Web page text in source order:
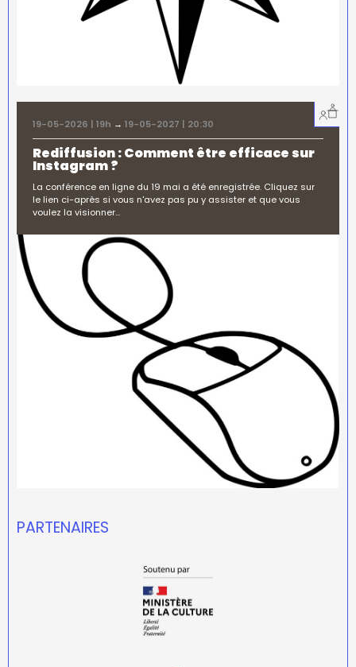
19-05-2026 | 19h → 19-05-2027 | 20:30
Rediffusion : Comment être efficace sur
Instagram ?
La conférence en ligne du 19 mai a été enregistrée. Cliquez sur
le lien ci-après si vous n'avez pas pu y assister et que vous
voulez la visionner…
PARTENAIRES